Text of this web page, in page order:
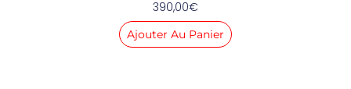
390,00€
Ajouter Au Panier